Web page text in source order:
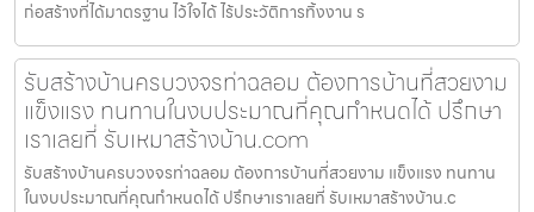
ก่อสร้างที่ได้มาตรฐาน ไว้ใจได้ ไร้ประวัติการทิ้งงาน ร
รับสร้างบ้านครบวงจรท่าฉลอม ต้องการบ้านที่สวยงาม
แข็งแรง ทนทานในงบประมาณที่คุณกำหนดได้ ปรึกษา
เราเลยที่ รับเหมาสร้างบ้าน.com
รับสร้างบ้านครบวงจรท่าฉลอม ต้องการบ้านที่สวยงาม แข็งแรง ทนทาน
ในงบประมาณที่คุณกำหนดได้ ปรึกษาเราเลยที่ รับเหมาสร้างบ้าน.c